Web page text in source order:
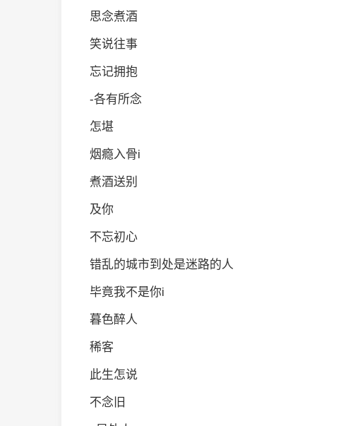
思念煮酒
笑说往事
忘记拥抱
-各有所念
怎堪
烟瘾入骨i
煮酒送别
及你
不忘初心
错乱的城市到处是迷路的人
毕竟我不是你i
暮色醉人
稀客
此生怎说
不念旧